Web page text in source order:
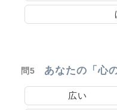
問5 あなたの「心
広い